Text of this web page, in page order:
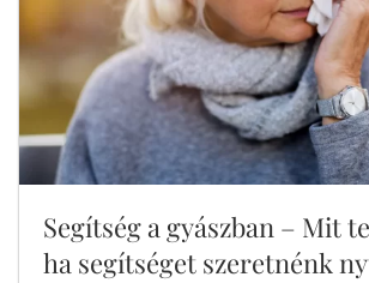
Segítség a gyászban – Mit
ha segítséget szeretnénk